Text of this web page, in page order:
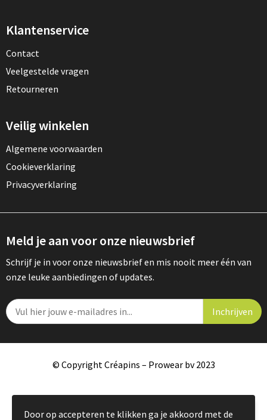
Klantenservice
Contact
Veelgestelde vragen
Retourneren
Veilig winkelen
Algemene voorwaarden
Cookieverklaring
Privacyverklaring
Meld je aan voor onze nieuwsbrief
Schrijf je in voor onze nieuwsbrief en mis nooit meer één van
onze leuke aanbiedingen of updates.
© Copyright Créapins – Prowear bv 2023
Door op accepteren te klikken ga je akkoord met de